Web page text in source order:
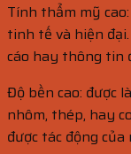
Tính thẩm mỹ
tinh tế và hiện
cáo hay thông tin
Độ bền cao: được
nhôm, thép, hay
được tác động